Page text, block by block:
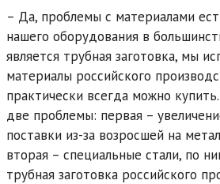
– Да, проблемы с материалами
нашего оборудования в
является трубная заготовка, мы
материалы российского
практически всегда можно
две проблемы: первая –
поставки из-за возросшей на
вторая – специальные стали, по
трубная заготовка российского